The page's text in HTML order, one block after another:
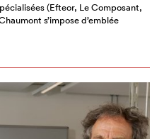
(Efteor, Le Composant,
s’impose d’emblée